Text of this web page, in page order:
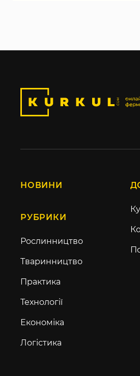
НОВИНИ
РУБРИКИ
Рослинництво
Тваринництво
Практика
Технології
Економіка
Логістика